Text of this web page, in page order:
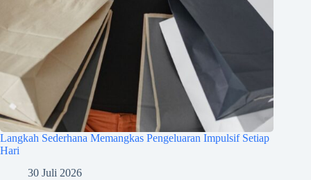
Langkah Sederhana Memangkas Pengeluaran Impulsif Setiap
Hari
30 Juli 2026